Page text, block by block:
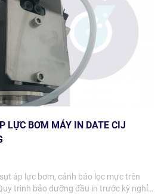
LỰC BƠM MÁY IN DATE CIJ
áp lực bơm, cảnh báo lọc mực trên
trình bảo dưỡng đầu in trước kỳ nghỉ